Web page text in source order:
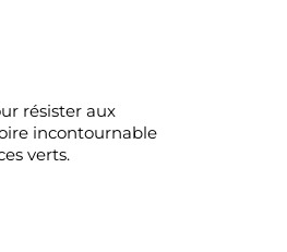
résister aux
incontournable
verts.